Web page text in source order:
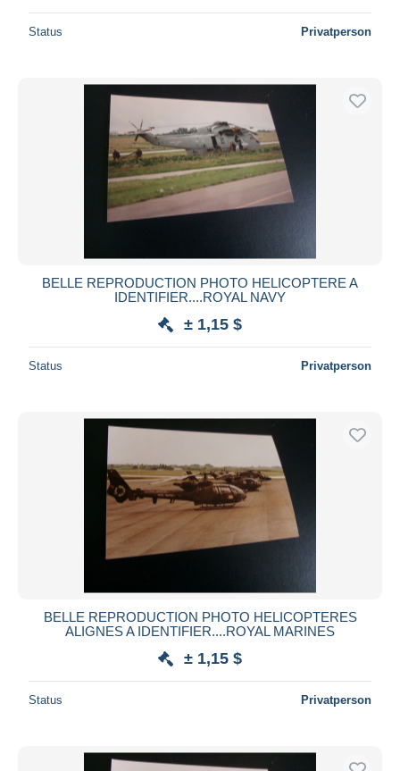
Status Privatperson
BELLE REPRODUCTION PHOTO HELICOPTERE A
IDENTIFIER....ROYAL NAVY
± 1,15 $
Status Privatperson
BELLE REPRODUCTION PHOTO HELICOPTERES
ALIGNES A IDENTIFIER....ROYAL MARINES
± 1,15 $
Status Privatperson